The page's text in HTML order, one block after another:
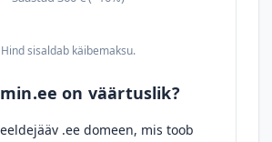
Hind sisaldab käibemaksu.
on väärtuslik?
.ee domeen, mis toob